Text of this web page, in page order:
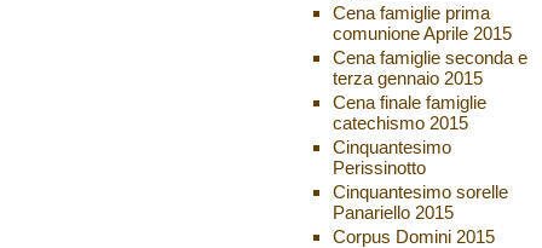
Cena famiglie prima
comunione Aprile 2015
Cena famiglie seconda e
terza gennaio 2015
Cena finale famiglie
catechismo 2015
Cinquantesimo
Perissinotto
Cinquantesimo sorelle
Panariello 2015
Corpus Domini 2015